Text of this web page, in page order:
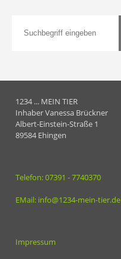
1234 ... MEIN TIER
Inhaber Vanessa Brückner
Albert-Einstein-Straße 1
89584 Ehingen
Telefon: 07391 - 7740370
EMail: info@1234-mein-tier.de
Impressum